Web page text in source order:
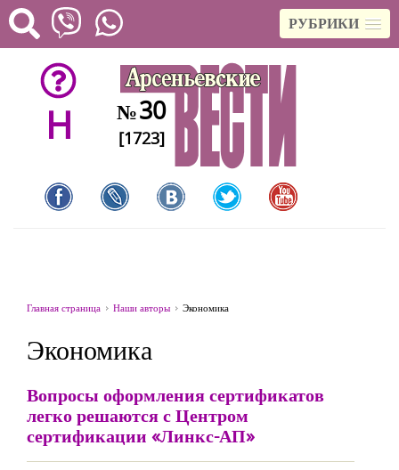
РУБРИКИ
H №30
[1723]
Главная страница Наши авторы Экономика
Экономика
Вопросы оформления сертификатов
легко решаются с Центром
сертификации «Линкс-АП»